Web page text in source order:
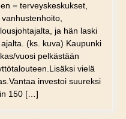
= terveyskeskukset,
ja hän laski
(ks. kuva) Kaupunki
vuosi pelkästään
vielä
investoi suureksi
150 […]